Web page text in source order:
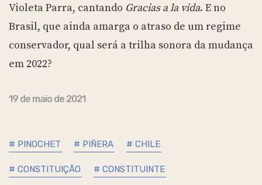
Violeta Parra, cantando Gracias a la vida. E no
Brasil, que ainda amarga o atraso de um regime
conservador, qual será a trilha sonora da mudança
em 2022?
19 de maio de 2021
# PINOCHET # PIÑERA # CHILE
# CONSTITUIÇÃO # CONSTITUINTE